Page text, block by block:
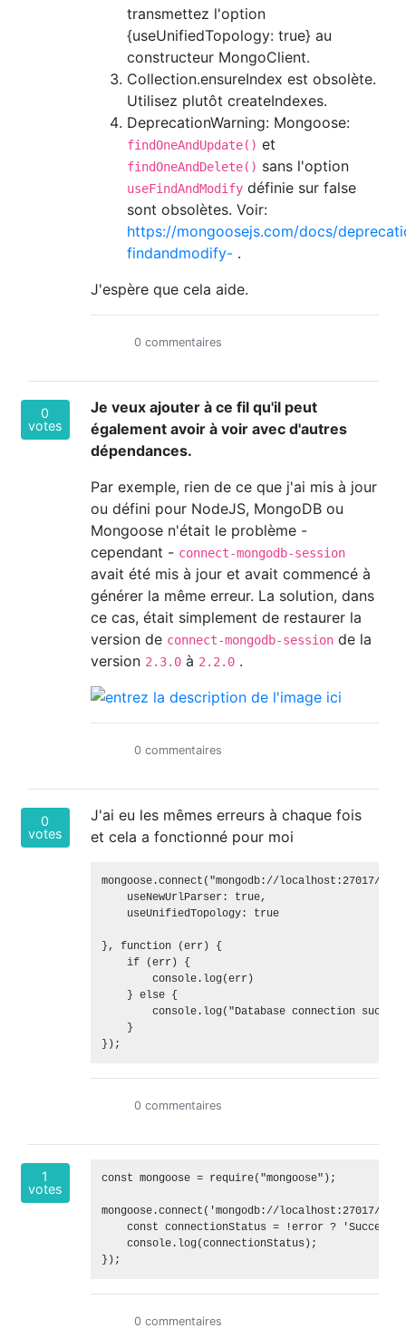
transmettez l'option
{useUnifiedTopology: true} au
constructeur MongoClient.
Collection.ensureIndex est obsolète.
Utilisez plutôt createIndexes.
DeprecationWarning: Mongoose:
findOneAndUpdate() et
findOneAndDelete() sans l'option
useFindAndModifydéfinie sur false
sont obsolètes. Voir:
https://mongoosejs.com/docs/
findandmodify-.
J'espère que cela aide.
0 commentaires
0
votes
Je veux ajouter à ce fil qu'il peut
également avoir à voir avec d'autres
dépendances.
Par exemple, rien de ce que j'ai mis à jour
ou défini pour NodeJS, MongoDB ou
Mongoose n'était le problème -
cependant - connect-mongodb-session
avait été mis à jour et avait commencé à
générer la même erreur. La solution, dans
ce cas, était simplement de restaurer la
version de connect-mongodb-sessionde la
version 2.3.0à 2.2.0.
0 commentaires
0
votes
J'ai eu les mêmes erreurs à chaque fois
et cela a fonctionné pour moi
mongoose.connect("mongodb://localhost:27017/
    useNewUrlParser: true,
    useUnifiedTopology: true
}, function (err) {
    if (err) {
        console.log(err)
    } else {
console.log("Database connection
    }
0 commentaires
1
votes
const mongoose = require("mongoose");
mongoose.connect('mongodb://localhost:27017/
const connectionStatus = !error ?
    console.log(connectionStatus);
0 commentaires